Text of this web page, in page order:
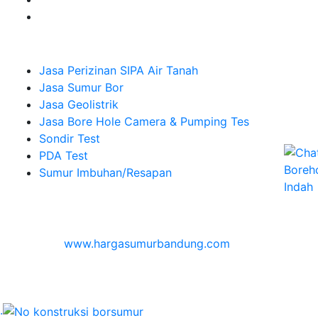
Jasa Perizinan SIPA Air Tanah
Jasa Sumur Bor
Jasa Geolistrik
Jasa Bore Hole Camera & Pumping Tes
Sondir Test
PDA Test
Sumur Imbuhan/Resapan
www.hargasumurbandung.com
© 2017Cv. Blora Mustika air
.